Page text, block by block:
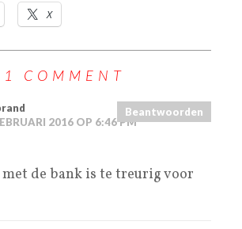
X
1 COMMENT
2016 OP 6:46 PM
Beantwoorden
met de bank is te treurig voor